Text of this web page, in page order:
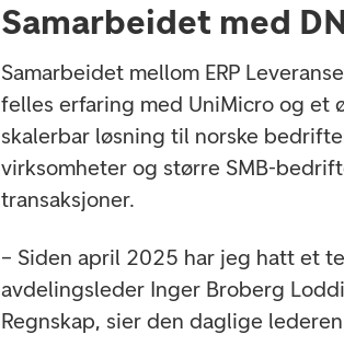
Samarbeidet med
Samarbeidet mellom ERP
felles erfaring med UniMicro og et
skalerbar løsning til norske
virksomheter og større SMB-
transaksjoner.
– Siden april 2025 har jeg hatt et
avdelingsleder Inger Broberg
Regnskap, sier den daglige